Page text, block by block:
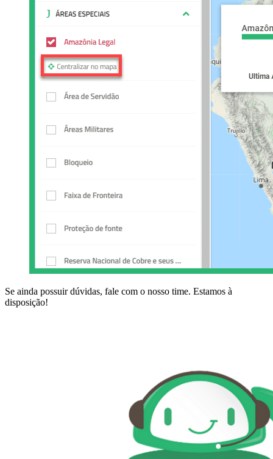
Se ainda possuir dúvidas, fale com o nosso time. Estamos à
disposição!